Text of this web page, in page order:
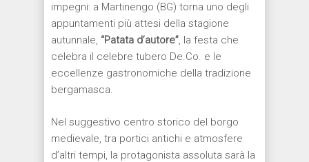
impegni: a Martinengo (BG) torna uno degli
appuntamenti più attesi della stagione
autunnale, “Patata d’autore”, la festa che
celebra il celebre tubero De.Co. e le
eccellenze gastronomiche della tradizione
bergamasca.
Nel suggestivo centro storico del borgo
medievale, tra portici antichi e atmosfere
d’altri tempi, la protagonista assoluta sarà la